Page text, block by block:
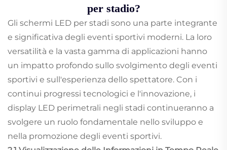
per stadio?
Gli schermi LED per stadi sono una parte integrante
e significativa degli eventi sportivi moderni. La loro
versatilità e la vasta gamma di applicazioni hanno
un impatto profondo sullo svolgimento degli eventi
sportivi e sull'esperienza dello spettatore. Con i
continui progressi tecnologici e l'innovazione, i
display LED perimetrali negli stadi continueranno a
svolgere un ruolo fondamentale nello sviluppo e
nella promozione degli eventi sportivi.